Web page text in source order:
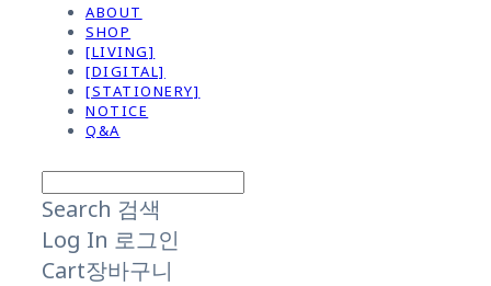
ABOUT
SHOP
[LIVING]
[DIGITAL]
[STATIONERY]
NOTICE
Q&A
Search 검색
Log In 로그인
Cart장바구니